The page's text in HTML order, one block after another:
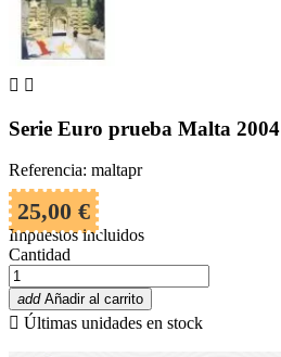
 
Serie Euro prueba Malta 2004
Referencia: maltapr
25,00 €
Impuestos incluidos
Cantidad
add Añadir al carrito
 Últimas unidades en stock